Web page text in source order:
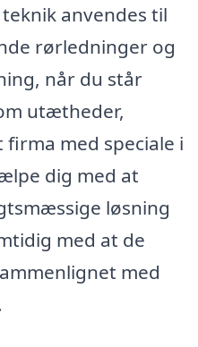
anvendes til
rørledninger og
når du står
utætheder,
med speciale i
dig med at
løsning
med at de
med